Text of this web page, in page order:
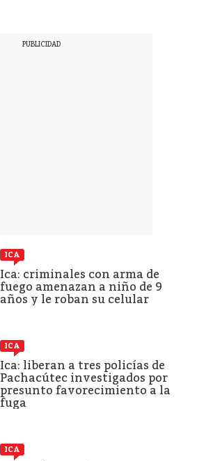
ICA
Ica: criminales con arma de
fuego amenazan a niño de 9
años y le roban su celular
ICA
Ica: liberan a tres policías de
Pachacútec investigados por
presunto favorecimiento a la
fuga
ICA